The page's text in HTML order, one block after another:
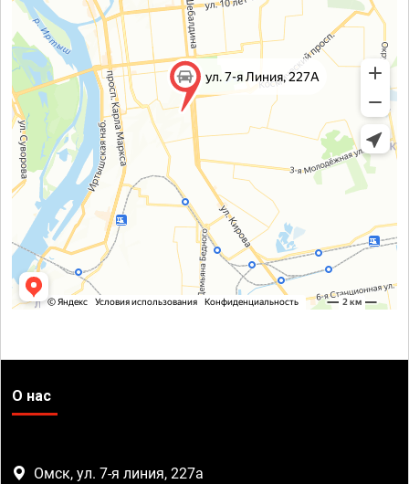
О нас
Омск, ул. 7-я линия, 227а